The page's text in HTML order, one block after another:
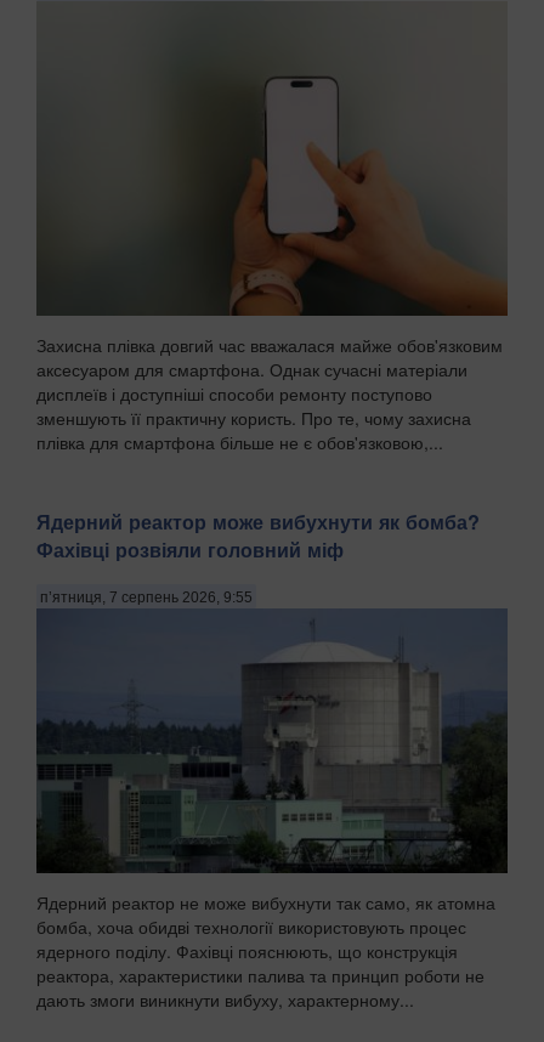
Захисна плівка довгий час вважалася майже обов'язковим
аксесуаром для смартфона. Однак сучасні матеріали
дисплеїв і доступніші способи ремонту поступово
зменшують її практичну користь. Про те, чому захисна
плівка для смартфона більше не є обов'язковою,...
Ядерний реактор може вибухнути як бомба?
Фахівці розвіяли головний міф
п’ятниця, 7 серпень 2026, 9:55
Ядерний реактор не може вибухнути так само, як атомна
бомба, хоча обидві технології використовують процес
ядерного поділу. Фахівці пояснюють, що конструкція
реактора, характеристики палива та принцип роботи не
дають змоги виникнути вибуху, характерному...